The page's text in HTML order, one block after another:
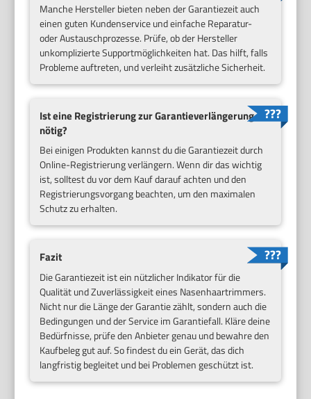
Manche Hersteller bieten neben der Garantiezeit auch
einen guten Kundenservice und einfache Reparatur-
oder Austauschprozesse. Prüfe, ob der Hersteller
unkomplizierte Supportmöglichkeiten hat. Das hilft, falls
Probleme auftreten, und verleiht zusätzliche Sicherheit.
Ist eine Registrierung zur Garantieverlängerung
nötig?
Bei einigen Produkten kannst du die Garantiezeit durch
Online-Registrierung verlängern. Wenn dir das wichtig
ist, solltest du vor dem Kauf darauf achten und den
Registrierungsvorgang beachten, um den maximalen
Schutz zu erhalten.
Fazit
Die Garantiezeit ist ein nützlicher Indikator für die
Qualität und Zuverlässigkeit eines Nasenhaartrimmers.
Nicht nur die Länge der Garantie zählt, sondern auch die
Bedingungen und der Service im Garantiefall. Kläre deine
Bedürfnisse, prüfe den Anbieter genau und bewahre den
Kaufbeleg gut auf. So findest du ein Gerät, das dich
langfristig begleitet und bei Problemen geschützt ist.